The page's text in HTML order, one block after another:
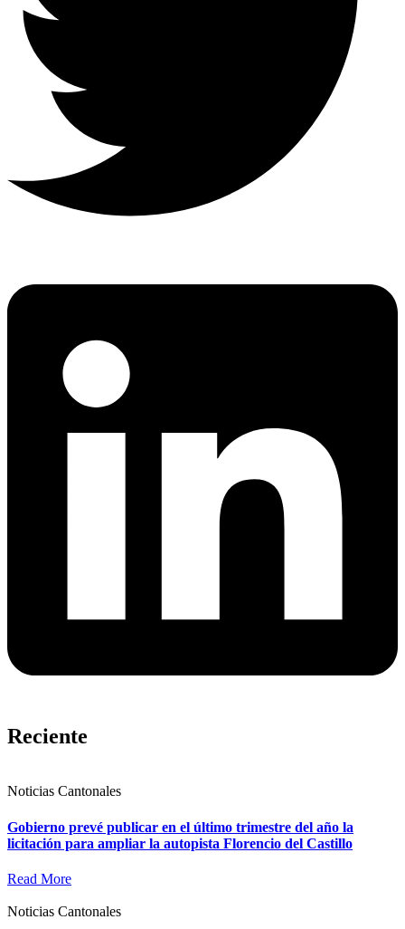
Reciente
Noticias Cantonales
Gobierno prevé publicar en el último trimestre del año la
licitación para ampliar la autopista Florencio del Castillo
Read More
Noticias Cantonales